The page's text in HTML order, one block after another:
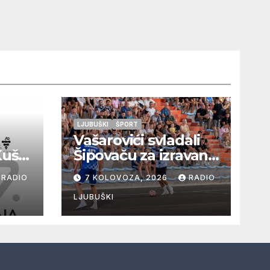
i
RADIO
LJUBUŠKI ŠPORT
Vašarovići svladali
Šipovaču za izravan
plasman u
četvrtfinale, Grab
izborio prolazak
dalje, Klobuk ispao,
četvrtfinale juniora
7 KOLOVOZA, 2026 RADIO
LJUBUŠKI